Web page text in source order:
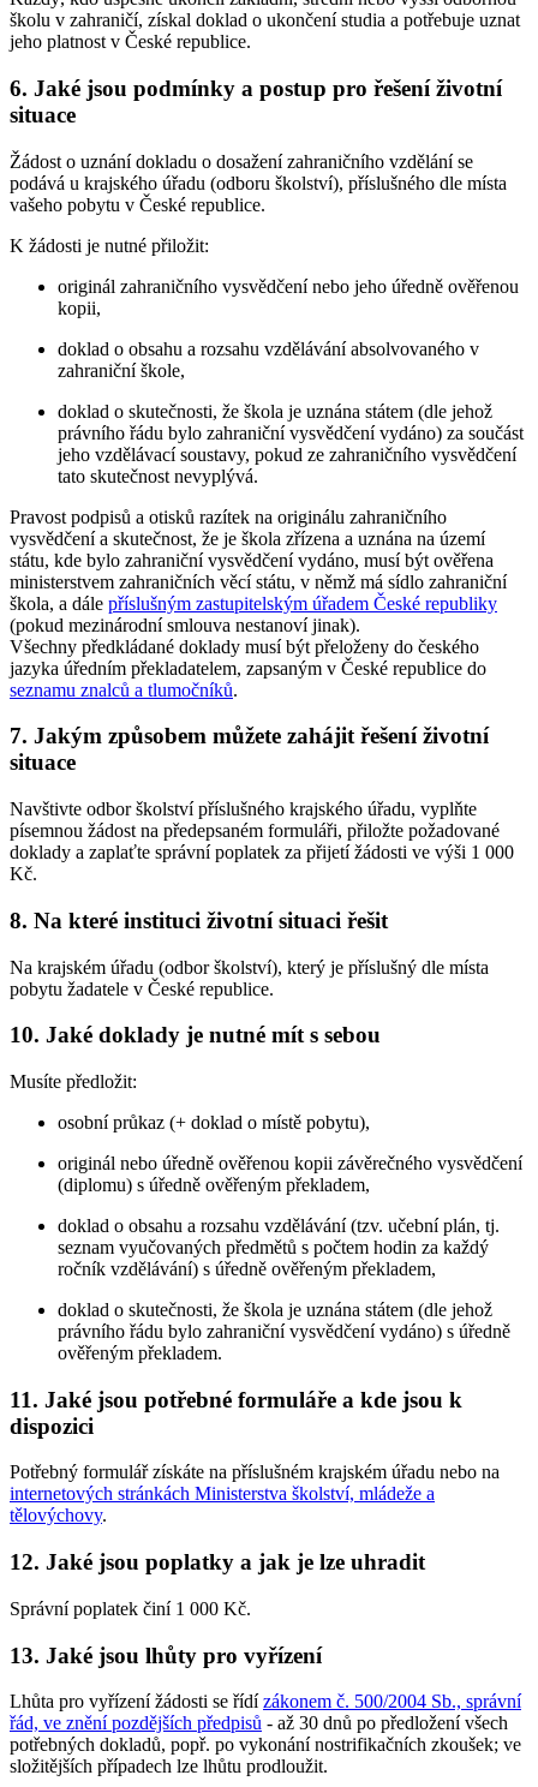
školu v zahraničí, získal doklad o ukončení studia a potřebuje uznat
jeho platnost v České republice.
6. Jaké jsou podmínky a postup pro řešení životní
situace
Žádost o uznání dokladu o dosažení zahraničního vzdělání se
podává u krajského úřadu (odboru školství), příslušného dle místa
vašeho pobytu v České republice.
K žádosti je nutné přiložit:
originál zahraničního vysvědčení nebo jeho úředně ověřenou
kopii,
doklad o obsahu a rozsahu vzdělávání absolvovaného v
zahraniční škole,
doklad o skutečnosti, že škola je uznána státem (dle jehož
právního řádu bylo zahraniční vysvědčení vydáno) za součást
jeho vzdělávací soustavy, pokud ze zahraničního vysvědčení
tato skutečnost nevyplývá.
Pravost podpisů a otisků razítek na originálu zahraničního
vysvědčení a skutečnost, že je škola zřízena a uznána na území
státu, kde bylo zahraniční vysvědčení vydáno, musí být ověřena
ministerstvem zahraničních věcí státu, v němž má sídlo zahraniční
škola, a dále příslušným zastupitelským úřadem České republiky
(pokud mezinárodní smlouva nestanoví jinak).
Všechny předkládané doklady musí být přeloženy do českého
jazyka úředním překladatelem, zapsaným v České republice do
seznamu znalců a tlumočníků.
7. Jakým způsobem můžete zahájit řešení životní
situace
Navštivte odbor školství příslušného krajského úřadu, vyplňte
písemnou žádost na předepsaném formuláři, přiložte požadované
doklady a zaplaťte správní poplatek za přijetí žádosti ve výši 1 000
Kč.
8. Na které instituci životní situaci řešit
Na krajském úřadu (odbor školství), který je příslušný dle místa
pobytu žadatele v České republice.
10. Jaké doklady je nutné mít s sebou
Musíte předložit:
osobní průkaz (+ doklad o místě pobytu),
originál nebo úředně ověřenou kopii závěrečného vysvědčení
(diplomu) s úředně ověřeným překladem,
doklad o obsahu a rozsahu vzdělávání (tzv. učební plán, tj.
seznam vyučovaných předmětů s počtem hodin za každý
ročník vzdělávání) s úředně ověřeným překladem,
doklad o skutečnosti, že škola je uznána státem (dle jehož
právního řádu bylo zahraniční vysvědčení vydáno) s úředně
ověřeným překladem.
11. Jaké jsou potřebné formuláře a kde jsou k
dispozici
Potřebný formulář získáte na příslušném krajském úřadu nebo na
internetových stránkách Ministerstva školství, mládeže a
tělovýchovy.
12. Jaké jsou poplatky a jak je lze uhradit
Správní poplatek činí 1 000 Kč.
13. Jaké jsou lhůty pro vyřízení
Lhůta pro vyřízení žádosti se řídízákonem č. 500/2004 Sb., správní
řád, ve znění pozdějších předpisů - až 30 dnů po předložení všech
potřebných dokladů, popř. po vykonání nostrifikačních zkoušek; ve
složitějších případech lze lhůtu prodloužit.